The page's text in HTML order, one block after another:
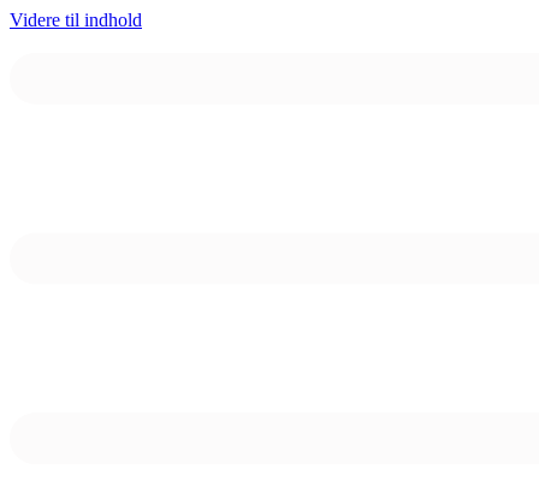
Videre til indhold